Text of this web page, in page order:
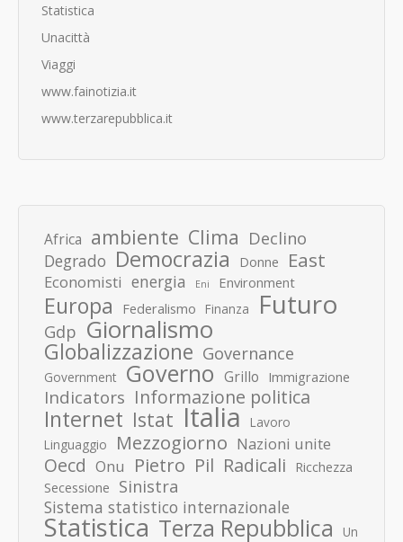
Statistica
Unacittà
Viaggi
www.fainotizia.it
www.terzarepubblica.it
Africa ambiente Clima Declino
Degrado Democrazia Donne East
Economisti energia Eni Environment
Europa Federalismo Finanza Futuro
Gdp Giornalismo
Globalizzazione Governance
Government Governo Grillo Immigrazione
Indicators Informazione politica
Internet Istat Italia
Lavoro
Linguaggio
Mezzogiorno Nazioni unite
Oecd Onu Pietro Pil Radicali Ricchezza
Secessione Sinistra
Sistema statistico internazionale
Statistica Terza Repubblica Un